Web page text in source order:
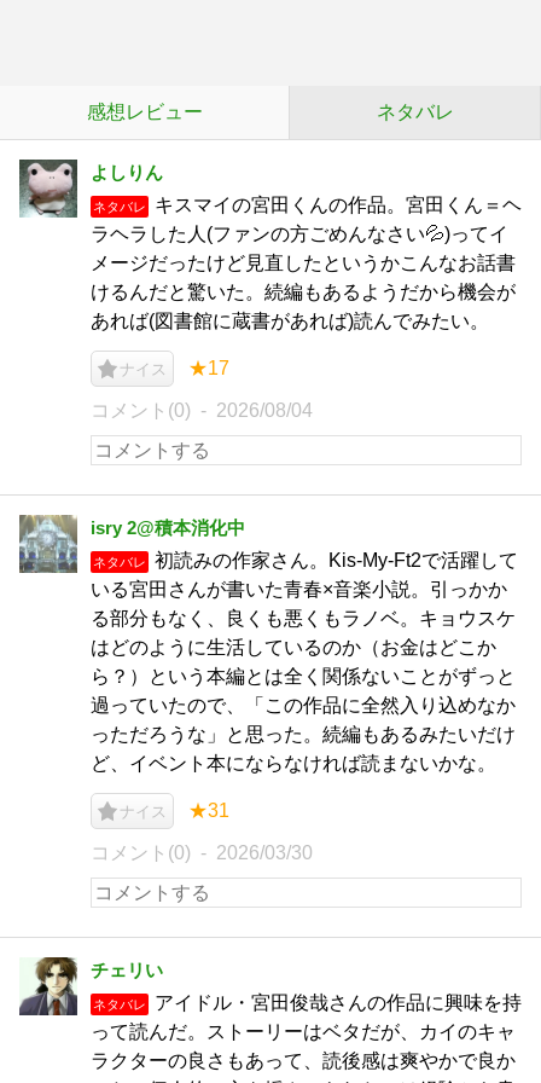
感想レビュー ネタバレ
よしりん
ネタバレ
キスマイの宮田くんの作品。宮田くん＝ヘ
ラヘラした人(ファンの方ごめんなさい💦)ってイ
メージだったけど見直したというかこんなお話書
けるんだと驚いた。続編もあるようだから機会が
あれば(図書館に蔵書があれば)読んでみたい。
ナイス ★17
コメント(0) 2026/08/04
isry 2@積本消化中
ネタバレ
初読みの作家さん。Kis-My-Ft2で活躍して
いる宮田さんが書いた青春×音楽小説。引っかか
る部分もなく、良くも悪くもラノベ。キョウスケ
はどのように生活しているのか（お金はどこか
ら？）という本編とは全く関係ないことがずっと
過っていたので、「この作品に全然入り込めなか
っただろうな」と思った。続編もあるみたいだけ
ど、イベント本にならなければ読まないかな。
ナイス ★31
コメント(0) 2026/03/30
チェリい
ネタバレ
アイドル・宮田俊哉さんの作品に興味を持
って読んだ。ストーリーはベタだが、カイのキャ
ラクターの良さもあって、読後感は爽やかで良か